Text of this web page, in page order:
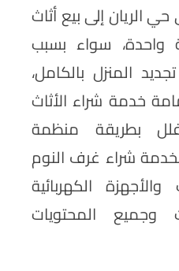
الريان إلى بيع أثاث
واحدة، سواء بسبب
المنزل بالكامل،
خدمة شراء الأثاث
بطريقة منظمة
شراء غرف النوم
الكهربائية
وجميع المحتويات